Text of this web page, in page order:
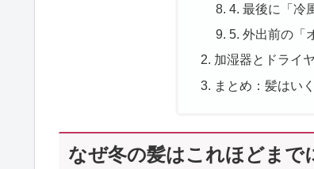
4. 最後に「冷
5. 外出前の「
加湿器とドライ
まとめ：髪はい
なぜ冬の髪はこれほどまで